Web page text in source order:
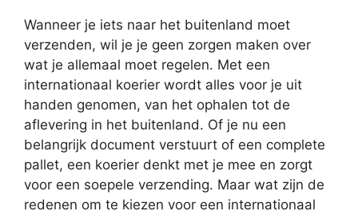
Wanneer je iets naar het buitenland moet
verzenden, wil je je geen zorgen maken over
wat je allemaal moet regelen. Met een
internationaal koerier wordt alles voor je uit
handen genomen, van het ophalen tot de
aflevering in het buitenland. Of je nu een
belangrijk document verstuurt of een complete
pallet, een koerier denkt met je mee en zorgt
voor een soepele verzending. Maar wat zijn de
redenen om te kiezen voor een internationaal